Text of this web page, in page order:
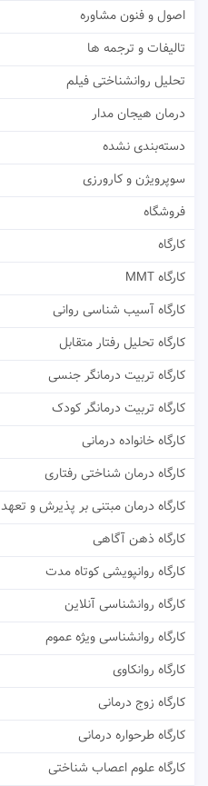
اصول و فنون مشاوره
تالیفات و ترجمه ها
تحلیل روانشناختی فیلم
درمان هیجان مدار
دسته‌بندی نشده
سوپرویژن و کارورزی
فروشگاه
کارگاه
کارگاه MMT
کارگاه آسیب شناسی روانی
کارگاه تحلیل رفتار متقابل
کارگاه تربیت درمانگر جنسی
کارگاه تربیت درمانگر کودک
کارگاه خانواده درمانی
کارگاه درمان شناختی رفتاری
کارگاه درمان مبتنی بر پذیرش و تعهد
کارگاه ذهن آگاهی
کارگاه روانپویشی کوتاه مدت
کارگاه روانشناسی آنلاین
کارگاه روانشناسی ویژه عموم
کارگاه روانکاوی
کارگاه زوج درمانی
کارگاه طرحواره درمانی
کارگاه علوم اعصاب شناختی